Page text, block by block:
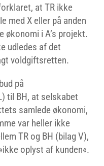
at TR ikke
med X eller på anden
økonomi i A’s projekt.
udledes af det
voldgiftsretten.
på
til BH, at selskabet
samlede økonomi,
var heller ikke
TR og BH (bilag V),
oplyst af kunden«.